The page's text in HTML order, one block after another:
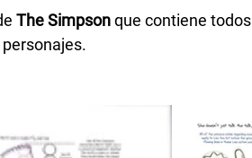
The Simpson que contiene